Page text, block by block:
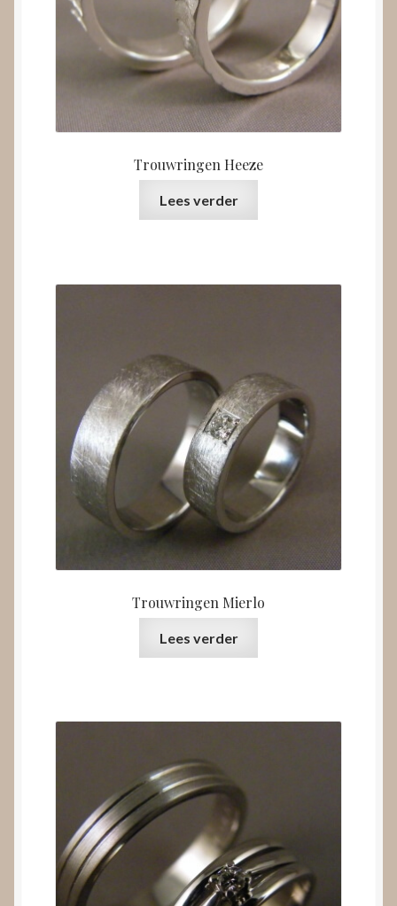
Trouwringen Heeze
Lees verder
Trouwringen Mierlo
Lees verder